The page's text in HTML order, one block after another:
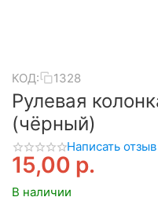
КОД: 1328
Рулевая
(чёрный)
Написать отзыв
15,00 р.
В наличии